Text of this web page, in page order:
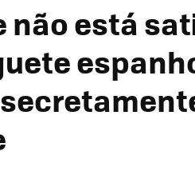
não está